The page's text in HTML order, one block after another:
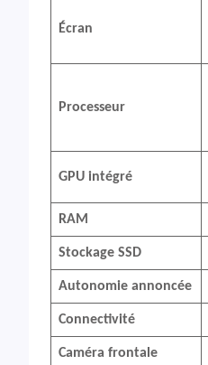
Écran
Processeur
GPU intégré
RAM
Stockage SSD
Autonomie annoncée
Connectivité
Caméra frontale